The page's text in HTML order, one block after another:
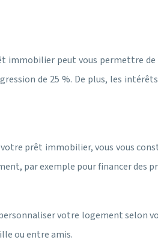
immobilier peut vous permettre
de 25 %. De plus, les
prêt immobilier, vous vous
par exemple pour financer des
votre logement selon
ou entre amis.